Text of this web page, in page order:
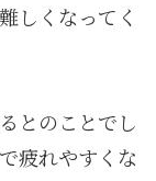
しくなってく
とのことでし
疲れやすくな